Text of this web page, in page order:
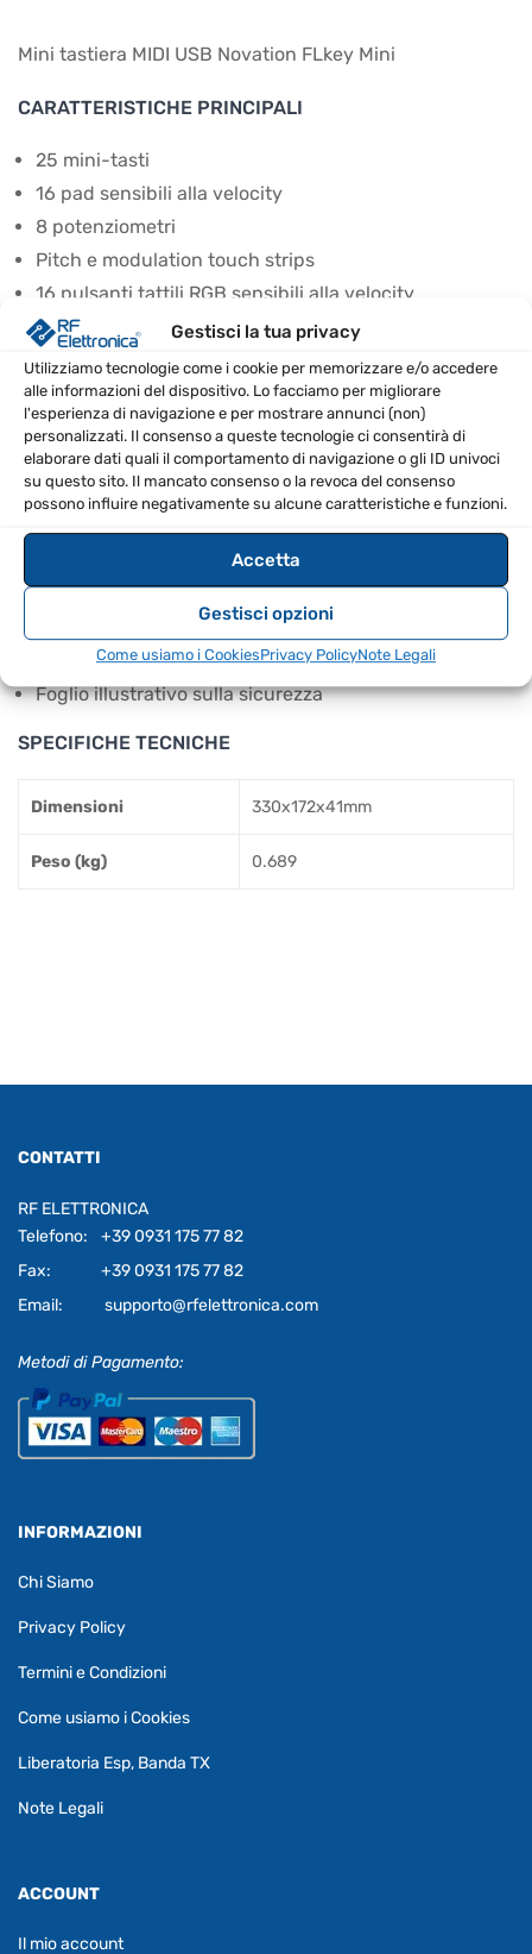
Gestisci la tua privacy
Utilizziamo tecnologie come i cookie per memorizzare e/o accedere
alle informazioni del dispositivo. Lo facciamo per migliorare
l'esperienza di navigazione e per mostrare annunci (non)
personalizzati. Il consenso a queste tecnologie ci consentirà di
elaborare dati quali il comportamento di navigazione o gli ID univoci
su questo sito. Il mancato consenso o la revoca del consenso
possono influire negativamente su alcune caratteristiche e funzioni.
Accetta
Gestisci opzioni
Come usiamo i CookiesPrivacy PolicyNote Legali
Mini tastiera MIDI USB Novation FLkey Mini
CARATTERISTICHE PRINCIPALI
25 mini-tasti
16 pad sensibili alla velocity
8 potenziometri
Pitch e modulation touch strips
16 pulsanti tattili RGB sensibili alla velocity
Pulsanti ottava up/down
Pulsanti channel rack up/down
Pulsanti play/pause
Pulsante record
Pulsante Scale
Pulsante Note repeat
CONTENUTO DELLA CONFEZIONE
Cavo da USB-A a USB-B di 1,5 m
Foglio illustrativo sulla sicurezza
SPECIFICHE TECNICHE
Dimensioni 330x172x41mm
Peso (kg) 0.689
CONTATTI
RF ELETTRONICA
Telefono:
+39 0931 175 77 82
Fax:
+39 0931 175 77 82
Email:
supporto@rfelettronica.com
Metodi di Pagamento:
INFORMAZIONI
Chi Siamo
Privacy Policy
Termini e Condizioni
Come usiamo i Cookies
Liberatoria Esp, Banda TX
Note Legali
ACCOUNT
Il mio account